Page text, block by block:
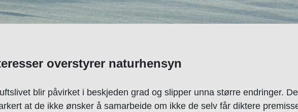
overstyrer naturhensyn
blir påvirket i beskjeden grad og slipper unna større endringer.
at de ikke ønsker å samarbeide om ikke de selv får diktere